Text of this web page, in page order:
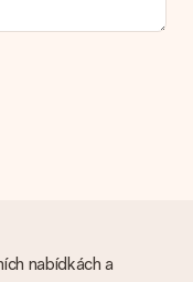
V případě ručního
dodací lhůtu 3 dny
nabídkách a